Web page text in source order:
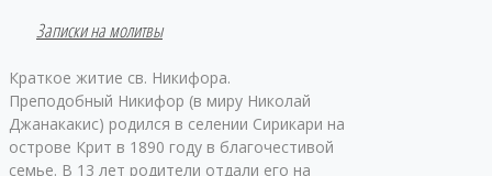
Записки на молитвы
Краткое житие св. Никифора.
Преподобный Никифор (в миру Николай
Джанакакис) родился в селении Сирикари на
острове Крит в 1890 году в благочестивой
семье. В 13 лет родители отдали его на